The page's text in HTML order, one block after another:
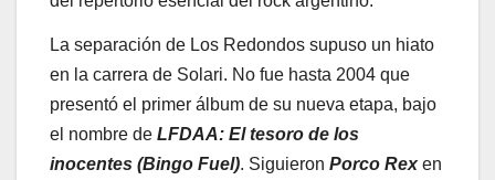
La separación de Los Redondos supuso un hiato
en la carrera de Solari. No fue hasta 2004 que
presentó el primer álbum de su nueva etapa, bajo
el nombre de LFDAA: El tesoro de los
inocentes (Bingo Fuel). Siguieron Porco Rexen